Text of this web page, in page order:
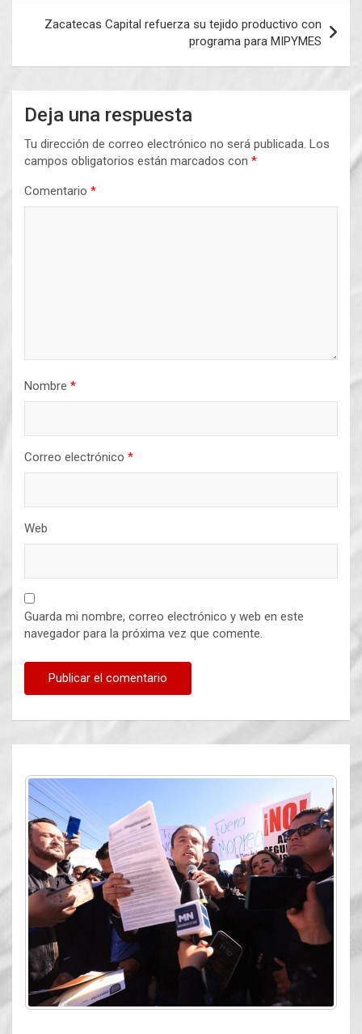
entradas
Zacatecas Capital refuerza su tejido productivo con
programa para MIPYMES
Deja una respuesta
Tu dirección de correo electrónico no será publicada. Los
campos obligatorios están marcados con *
Comentario *
Nombre *
Correo electrónico *
Web
Guarda mi nombre, correo electrónico y web en este
navegador para la próxima vez que comente.